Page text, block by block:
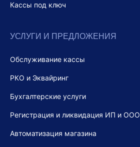
Кассы под ключ
УСЛУГИ И ПРЕДЛОЖЕНИЯ
Обслуживание кассы
РКО и Эквайринг
Бухгалтерские услуги
Регистрация и ликвидация ИП и ООО
Автоматизация магазина